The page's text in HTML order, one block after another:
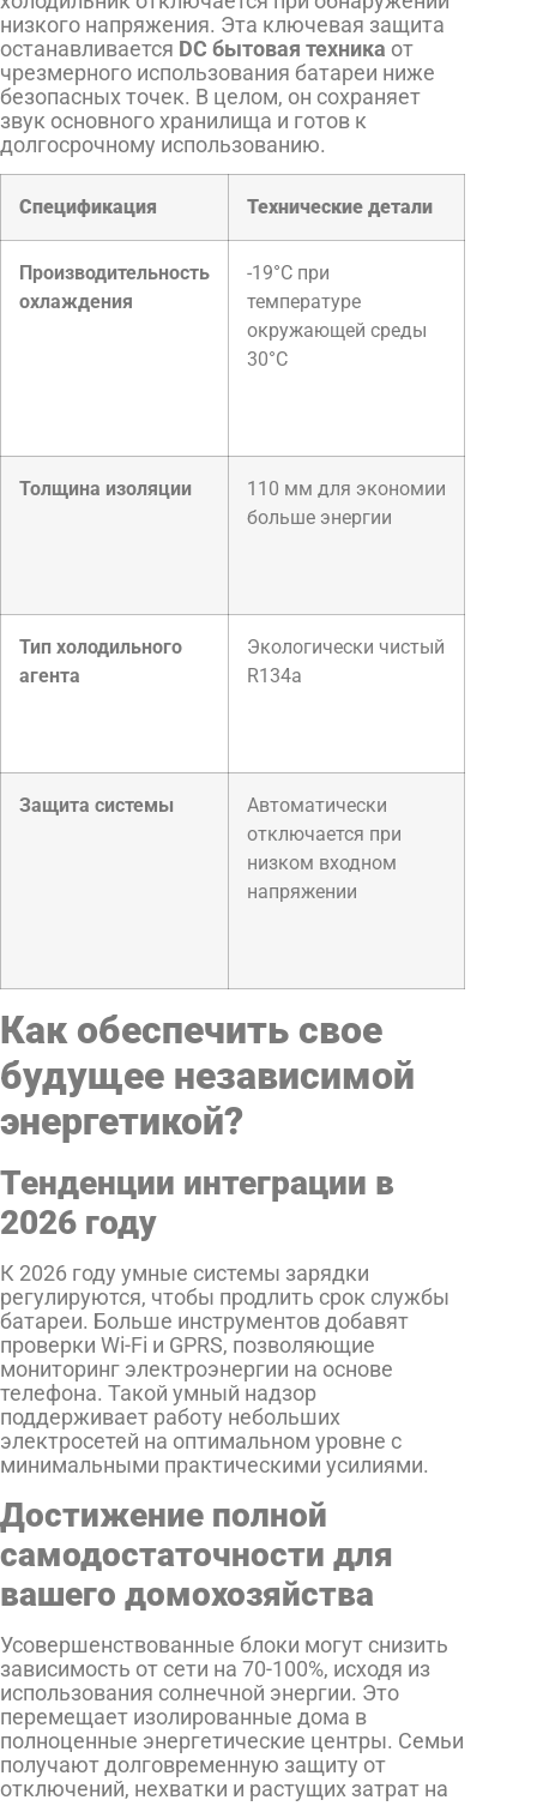
низкого напряжения. Эта ключевая защита
останавливается DC бытовая техника от
чрезмерного использования батареи ниже
безопасных точек. В целом, он сохраняет
звук основного хранилища и готов к
долгосрочному использованию.
Спецификация Технические детали
Производительность
охлаждения
-19°C при
температуре
окружающей среды
30°C
Толщина изоляции
110 мм для экономии
больше энергии
Тип холодильного
агента
Экологически чистый
R134a
Защита системы
Автоматически
отключается при
низком входном
напряжении
Как обеспечить свое
будущее независимой
энергетикой?
Тенденции интеграции в
2026 году
К 2026 году умные системы зарядки
регулируются, чтобы продлить срок службы
батареи. Больше инструментов добавят
проверки Wi-Fi и GPRS, позволяющие
мониторинг электроэнергии на основе
телефона. Такой умный надзор
поддерживает работу небольших
электросетей на оптимальном уровне с
минимальными практическими усилиями.
Достижение полной
самодостаточности для
вашего домохозяйства
Усовершенствованные блоки могут снизить
зависимость от сети на 70-100%, исходя из
использования солнечной энергии. Это
перемещает изолированные дома в
полноценные энергетические центры. Семьи
получают долговременную защиту от
отключений, нехватки и растущих затрат на